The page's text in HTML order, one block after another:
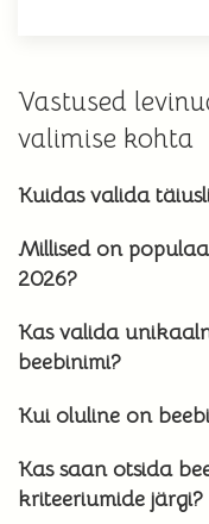
Vastused
valimise kohta
Kuidas valida
Millised on
2026?
Kas valida
beebinimi?
Kui oluline on
Kas saan otsida
kriteeriumide järgi?